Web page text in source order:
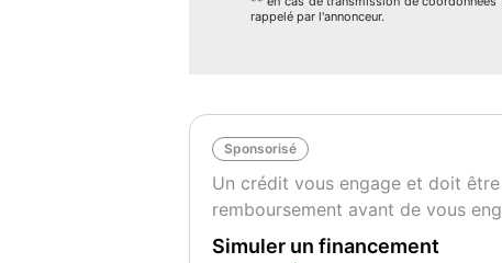
rappelé par l'annonceur.
Sponsorisé
Un crédit vous engage et doit
remboursement avant de vous
Simuler un financement